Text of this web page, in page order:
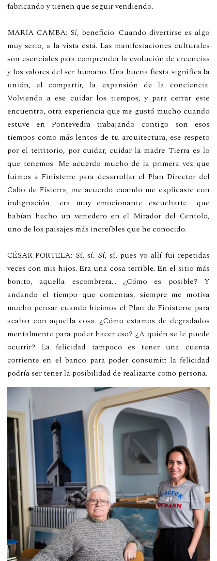
fabricando y tienen que seguir vendiendo.
MARÍA CAMBA: Sí, beneficio. Cuando divertirse es algo
muy serio, a la vista está. Las manifestaciones culturales
son esenciales para comprender la evolución de creencias
y los valores del ser humano. Una buena fiesta significa la
unión, el compartir, la expansión de la conciencia.
Volviendo a ese cuidar los tiempos, y para cerrar este
encuentro, otra experiencia que me gustó mucho cuando
estuve en Pontevedra trabajando contigo son esos
tiempos como más lentos de tu arquitectura, ese respeto
por el territorio, por cuidar, cuidar la madre Tierra es lo
que tenemos. Me acuerdo mucho de la primera vez que
fuimos a Finisterre para desarrollar el Plan Director del
Cabo de Fisterra, me acuerdo cuando me explicaste con
indignación –era muy emocionante escucharte– que
habían hecho un vertedero en el Mirador del Centolo,
uno de los paisajes más increíbles que he conocido.
CÉSAR PORTELA: Sí, sí. Sí, sí, pues yo allí fui repetidas
veces con mis hijos. Era una cosa terrible. En el sitio más
bonito, aquella escombrera… ¿Cómo es posible? Y
andando el tiempo que comentas, siempre me motiva
mucho pensar cuando hicimos el Plan de Finisterre para
acabar con aquella cosa. ¿Cómo estamos de degradados
mentalmente para poder hacer eso? ¿A quién se le puede
ocurrir? La felicidad tampoco es tener una cuenta
corriente en el banco para poder consumir; la felicidad
podría ser tener la posibilidad de realizarte como persona.